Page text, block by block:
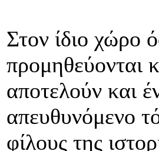
Στον ίδιο χώρο
προμηθεύονται
αποτελούν και
απευθυνόμενο
φίλους της